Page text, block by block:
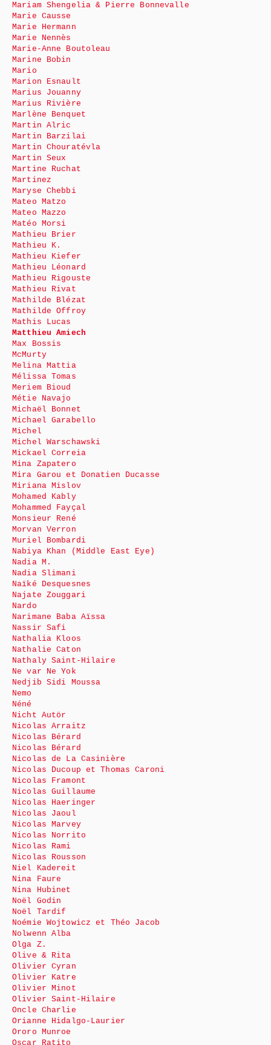
Mariam Shengelia & Pierre Bonnevalle
Marie Causse
Marie Hermann
Marie Nennès
Marie-Anne Boutoleau
Marine Bobin
Mario
Marion Esnault
Marius Jouanny
Marius Rivière
Marlène Benquet
Martin Alric
Martin Barzilai
Martin Chouratévla
Martin Seux
Martine Ruchat
Martinez
Maryse Chebbi
Mateo Matzo
Mateo Mazzo
Matéo Morsi
Mathieu Brier
Mathieu K.
Mathieu Kiefer
Mathieu Léonard
Mathieu Rigouste
Mathieu Rivat
Mathilde Blézat
Mathilde Offroy
Mathis Lucas
Matthieu Amiech
Max Bossis
McMurty
Melina Mattia
Mélissa Tomas
Meriem Bioud
Métie Navajo
Michaël Bonnet
Michael Garabello
Michel
Michel Warschawski
Mickael Correia
Mina Zapatero
Mira Garou et Donatien Ducasse
Miriana Mislov
Mohamed Kably
Mohammed Fayçal
Monsieur René
Morvan Verron
Muriel Bombardi
Nabiya Khan (Middle East Eye)
Nadia M.
Nadia Slimani
Naïké Desquesnes
Najate Zouggari
Nardo
Narimane Baba Aïssa
Nassir Safi
Nathalia Kloos
Nathalie Caton
Nathaly Saint-Hilaire
Ne var Ne Yok
Nedjib Sidi Moussa
Nemo
Néné
Nicht Autör
Nicolas Arraitz
Nicolas Bérard
Nicolas Bérard
Nicolas de La Casinière
Nicolas Ducoup et Thomas Caroni
Nicolas Framont
Nicolas Guillaume
Nicolas Haeringer
Nicolas Jaoul
Nicolas Marvey
Nicolas Norrito
Nicolas Rami
Nicolas Rousson
Niel Kadereit
Nina Faure
Nina Hubinet
Noël Godin
Noël Tardif
Noémie Wojtowicz et Théo Jacob
Nolwenn Alba
Olga Z.
Olive & Rita
Olivier Cyran
Olivier Katre
Olivier Minot
Olivier Saint-Hilaire
Oncle Charlie
Orianne Hidalgo-Laurier
Ororo Munroe
Oscar Ratito